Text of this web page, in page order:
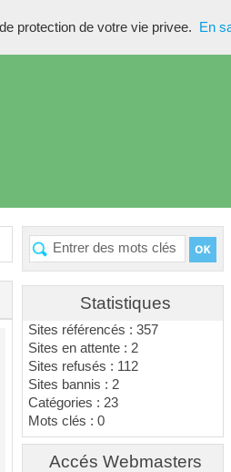
Statistiques
Sites référencés : 357
Sites en attente : 2
Sites refusés : 112
Sites bannis : 2
Catégories : 23
Mots clés : 0
Accés Webmasters
protection de votre vie privee. En